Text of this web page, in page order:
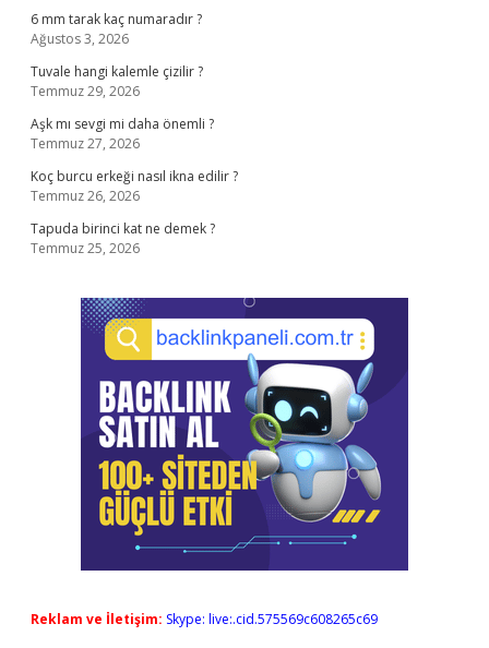
6 mm tarak kaç numaradır ?
Ağustos 3, 2026
Tuvale hangi kalemle çizilir ?
Temmuz 29, 2026
Aşk mı sevgi mi daha önemli ?
Temmuz 27, 2026
Koç burcu erkeği nasıl ikna edilir ?
Temmuz 26, 2026
Tapuda birinci kat ne demek ?
Temmuz 25, 2026
Reklam ve İletişim: Skype: live:.cid.575569c608265c69